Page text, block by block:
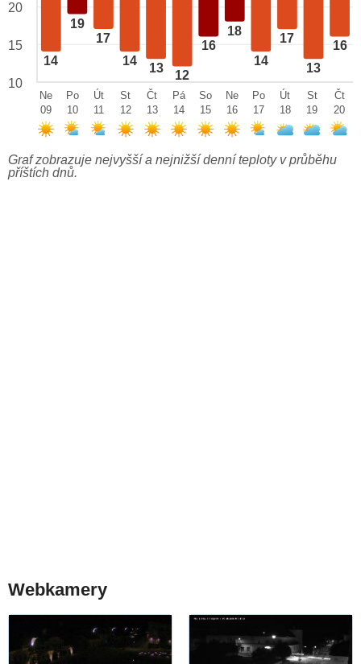
14
19
17
14
13
12
16
18
14
17
13
16
20
15
10
Ne
09
Po
10
Út
11
St
12
Čt
13
Pá
14
So
15
Ne
16
Po
17
Út
18
St
19
Čt
20
Graf zobrazuje nejvyšší a nejnižší denní teploty v průběhu
příštích dnů.
Webkamery